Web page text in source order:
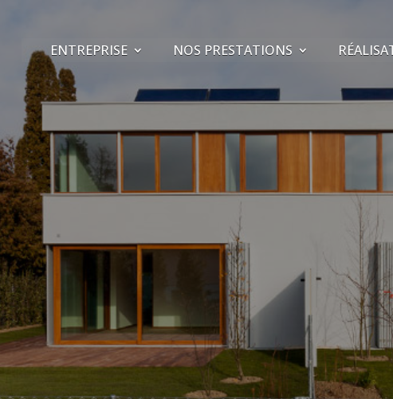
ENTREPRISE NOS PRESTATIONS